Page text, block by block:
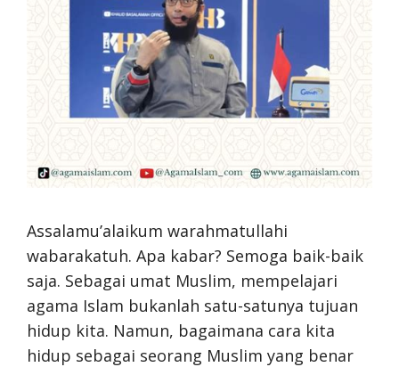
Assalamu’alaikum warahmatullahi
wabarakatuh. Apa kabar? Semoga baik-baik
saja. Sebagai umat Muslim, mempelajari
agama Islam bukanlah satu-satunya tujuan
hidup kita. Namun, bagaimana cara kita
hidup sebagai seorang Muslim yang benar